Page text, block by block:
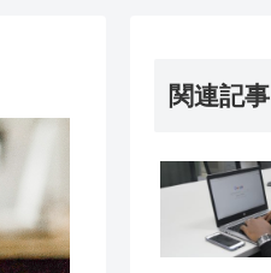
関連記事